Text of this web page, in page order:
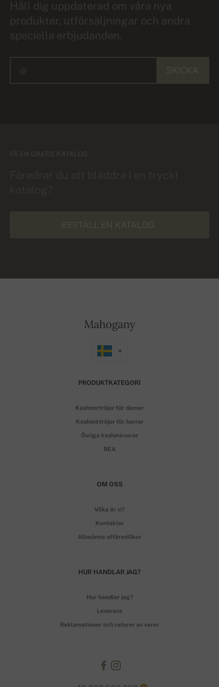
Håll dig uppdaterad om våra nya
produkter, utförsäljningar och andra
speciella erbjudanden.
FÅ EN GRATIS KATALOG
Mahogany
PRODUKTKATEGORI
Kashmirtröjor för damer
Kashmirtröjor för herrar
Övriga kashmirvaror
REA
OM OSS
Vilka är vi?
Kontakter
Allmänna affärsvillkor
HUR HANDLAR JAG?
Hur handlar jag?
Leverans
Reklamationer och returer av varor